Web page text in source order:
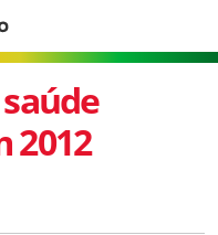
2012